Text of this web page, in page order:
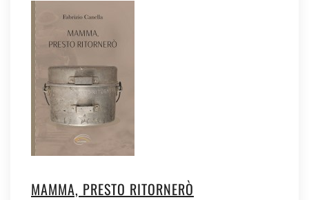
MAMMA, PRESTO RITORNERÒ